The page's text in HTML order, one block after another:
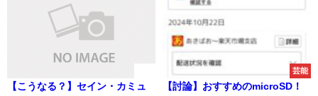
【こうなる？】セイン・カミュ
芸能
【討論】おすすめのmicroSD！